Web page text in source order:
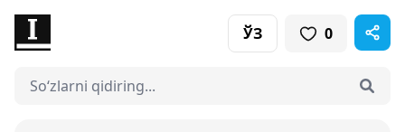
ЎЗ 0